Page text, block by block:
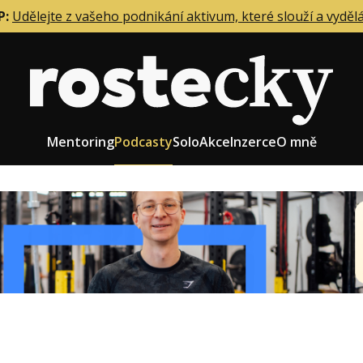
Udělejte z vašeho podnikání aktivum, které slouží a
MentoringPodcastySoloAkceInzerceO mně
firmy
zaměstnanců
Role zakladatele/CEO
Růst firmy